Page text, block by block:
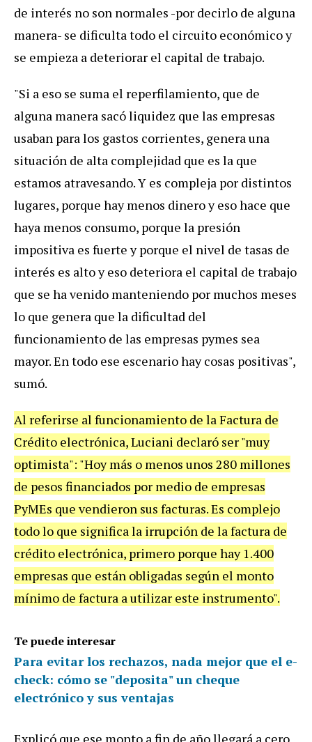
de interés no son normales -por decirlo de alguna
manera- se dificulta todo el circuito económico y
se empieza a deteriorar el capital de trabajo.
"Si a eso se suma el reperfilamiento, que de
alguna manera sacó liquidez que las empresas
usaban para los gastos corrientes, genera una
situación de alta complejidad que es la que
estamos atravesando. Y es compleja por distintos
lugares, porque hay menos dinero y eso hace que
haya menos consumo, porque la presión
impositiva es fuerte y porque el nivel de tasas de
interés es alto y eso deteriora el capital de trabajo
que se ha venido manteniendo por muchos meses
lo que genera que la dificultad del
funcionamiento de las empresas pymes sea
mayor. En todo ese escenario hay cosas positivas",
sumó.
Al referirse al funcionamiento de la Factura de
Crédito electrónica, Luciani declaró ser "muy
optimista": "Hoy más o menos unos 280 millones
de pesos financiados por medio de empresas
PyMEs que vendieron sus facturas. Es complejo
todo lo que significa la irrupción de la factura de
crédito electrónica, primero porque hay 1.400
empresas que están obligadas según el monto
mínimo de factura a utilizar este instrumento".
Te puede interesar
Para evitar los rechazos, nada mejor que el e-
check: cómo se "deposita" un cheque
electrónico y sus ventajas
Explicó que ese monto a fin de año llegará a cero